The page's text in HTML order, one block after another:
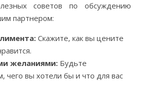
советов по обсуждению
партнером:
Скажите, как вы цените
желаниями: Будьте
чего вы хотели бы и что для вас